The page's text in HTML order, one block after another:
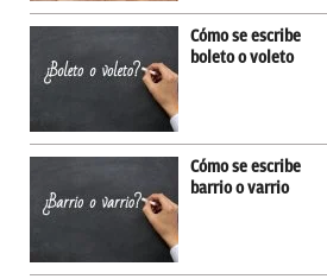
Cómo se escribe
boleto o voleto
Cómo se escribe
barrio o varrio